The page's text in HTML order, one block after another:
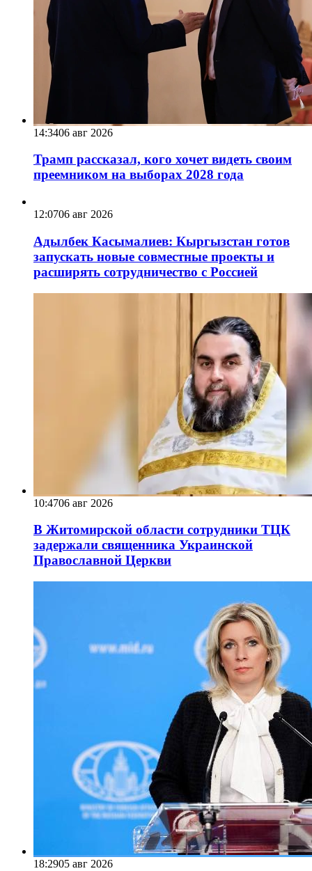
14:3406 авг 2026
Трамп рассказал, кого хочет видеть своим
преемником на выборах 2028 года
12:0706 авг 2026
Адылбек Касымалиев: Кыргызстан готов
запускать новые совместные проекты и
расширять сотрудничество с Россией
10:4706 авг 2026
В Житомирской области сотрудники ТЦК
задержали священника Украинской
Православной Церкви
18:2905 авг 2026